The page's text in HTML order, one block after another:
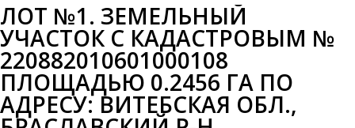
ЛОТ №1. ЗЕМЕЛЬНЫЙ
УЧАСТОК С КАДАСТРОВЫМ №
220882010601000108
ПЛОЩАДЬЮ 0.2456 ГА ПО
АДРЕСУ: ВИТЕБСКАЯ ОБЛ.,